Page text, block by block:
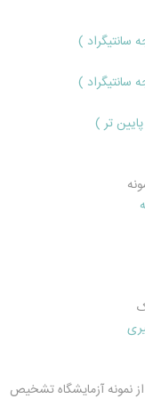
انجام تست PCR کيفي جهت شناسايي هپاتيت D از نمونه آزمايشگاه تشخيص